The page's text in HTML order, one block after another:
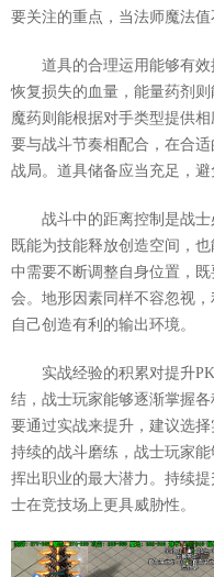
要关注的重点，当法师魔法值
道具的合理运用能够有
恢复损失的血量，能量药剂
魔药则能根据对手类型提供
要与战斗节奏相配合，在合
战局。道具储备应当充足，
战斗中的距离控制是战
既能为技能释放创造空间，
中需要不断调整自身位置，
会。地形因素同样不容忽视
自己创造有利的输出环境。
实战经验的积累对提升
结，战士玩家能够逐渐掌握
要通过实战来提升，建议选
持续的战斗磨练，战士玩家
挥出职业的最大潜力。持续
士在竞技场上更具威胁性。